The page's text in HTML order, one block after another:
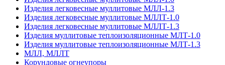
Изделия легковесные муллитовые МЛЛ-1.3
Изделия легковесные муллитовые МЛЛТ-1.0
Изделия легковесные муллитовые МЛЛТ-1.3
Изделия муллитовые теплоизоляционные МЛТ-1.0
Изделия муллитовые теплоизоляционные МЛТ-1.3
МЛЛ, МЛЛТ
Корундовые огнеупоры